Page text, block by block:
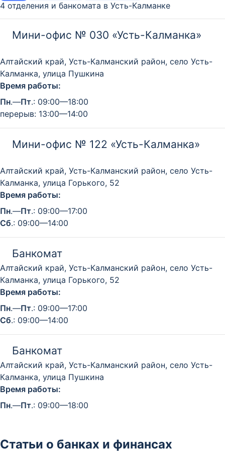
4 отделения и банкомата в Усть-Калманке
Мини-офис № 030 «Усть-Калманка»
Алтайский край, Усть-Калманский район, село Усть-
Калманка, улица Пушкина
Время работы:
Пн.—Пт.: 09:00—18:00
перерыв: 13:00—14:00
Мини-офис № 122 «Усть-Калманка»
Алтайский край, Усть-Калманский район, село Усть-
Калманка, улица Горького, 52
Время работы:
Пн.—Пт.: 09:00—17:00
Сб.: 09:00—14:00
Банкомат
Алтайский край, Усть-Калманский район, село Усть-
Калманка, улица Горького, 52
Время работы:
Пн.—Пт.: 09:00—17:00
Сб.: 09:00—14:00
Банкомат
Алтайский край, Усть-Калманский район, село Усть-
Калманка, улица Пушкина
Время работы:
Пн.—Пт.: 09:00—18:00
Статьи о банках и финансах